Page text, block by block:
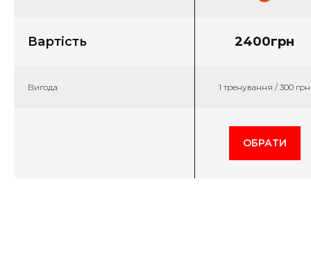
Вартість 2400грн
Вигода 1 тренування / 300 грн
ОБРАТИ